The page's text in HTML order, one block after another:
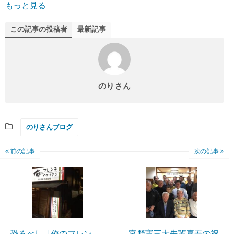
もっと見る
この記事の投稿者 最新記事
のりさん
のりさんブログ
前の記事 次の記事